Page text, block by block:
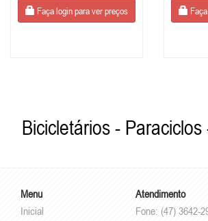
Faça login para ver preços
Bicicletários -
Menu
Inicial
Atendimento
Fone: (47) 3642-